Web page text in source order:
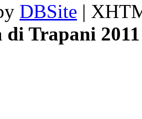
DBSite |
di Trapani 2011